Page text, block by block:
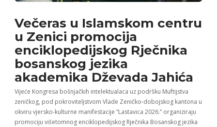
Večeras u Islamskom centru
u Zenici promocija
enciklopedijskog Rječnika
bosanskog jezika
akademika Dževada Jahića
Vijeće Kongresa bošnjačkih intelektualaca uz podršku Muftijstva
zeničkog, pod pokroviteljstvom Vlade Zeničko-dobojskog kantona u
okviru vjersko-kulturne manifestacije “Lastavica 2026.” organiziraju
promociju višetomnog enciklopedijskog Rječnika Bosanskog jezika